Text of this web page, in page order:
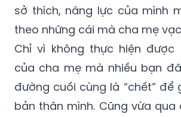
sở thích, năng lực của mình
theo những cái mà cha mẹ
Chỉ vì không thực hiện được
của cha mẹ mà nhiều bạn
đường cuối cùng là “chết” để
bản thân mình. Cũng vừa qua